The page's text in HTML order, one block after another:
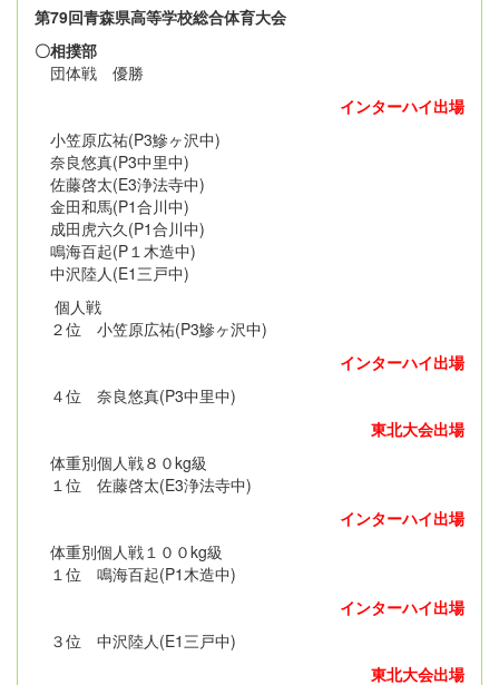
第79回青森県高等学校総合体育大会
〇相撲部
団体戦 優勝
インターハイ出場
小笠原広祐(P3鰺ヶ沢中)
奈良悠真(P3中里中)
佐藤啓太(E3浄法寺中)
金田和馬(P1合川中)
成田虎六久(P1合川中)
鳴海百起(P１木造中)
中沢陸人(E1三戸中)
個人戦
２位 小笠原広祐(P3鰺ヶ沢中)
インターハイ出場
４位 奈良悠真(P3中里中)
東北大会出場
体重別個人戦８０kg級
１位 佐藤啓太(E3浄法寺中)
インターハイ出場
体重別個人戦１００kg級
１位 鳴海百起(P1木造中)
インターハイ出場
３位 中沢陸人(E1三戸中)
東北大会出場